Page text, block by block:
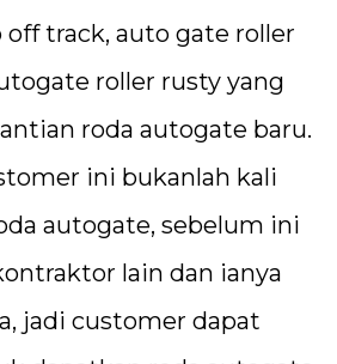
track, auto gate roller
roller rusty yang
roda autogate baru.
ini bukanlah kali
autogate, sebelum ini
lain dan ianya
jadi customer dapat